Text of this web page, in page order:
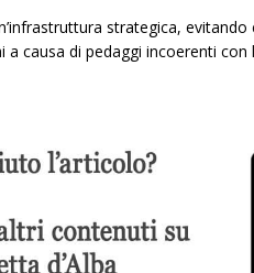
strategica, evitando
a causa di pedaggi incoerenti